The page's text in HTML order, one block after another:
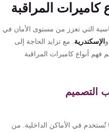
كاميرات المراقبة
التي تعزز من مستوى الأمان في
الإسكندرية . مع تزايد الحاجة إلى
أنواع كاميرات المراقبة
التصميم
في الأماكن الداخلية. من